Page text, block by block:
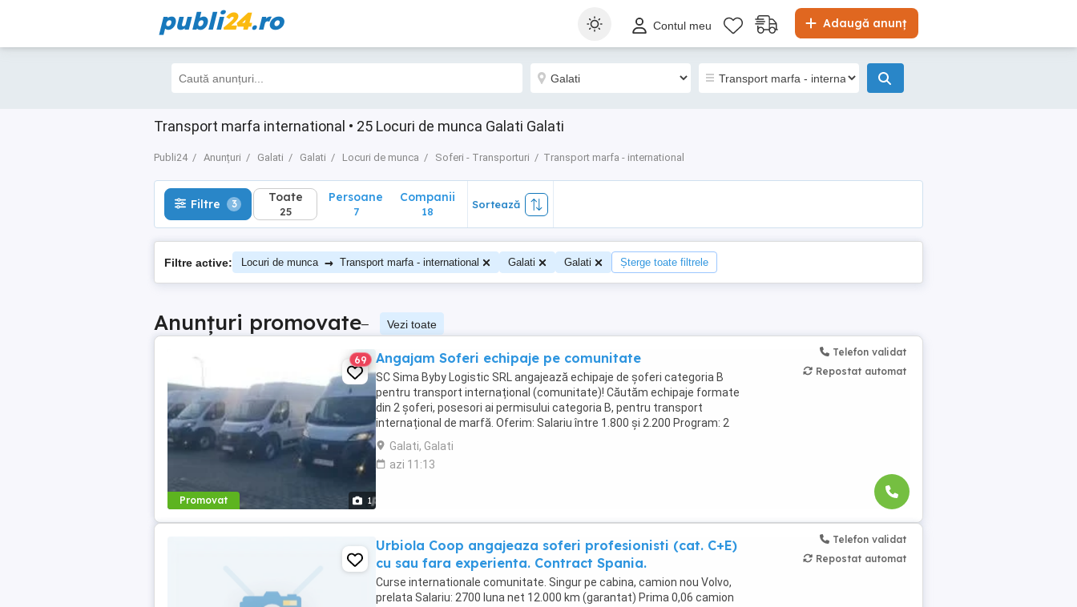
publi24.ro Adaugă anunț
Contul meu
Transport marfa international • 25 Locuri de munca Galati Galati
Publi24 Anunțuri Galati Galati Locuri de munca Soferi - Transporturi Transport marfa - international
Filtre 3 Toate
25
Filtre 3 Toate
25
Persoane
7
Companii
18
Sortează
Filtre active: Locuri de munca → Transport marfa - international Galati Galati Șterge toate filtrele
Anunțuri promovate– Vezi toate
Promovat 1
69 Angajam Soferi echipaje pe comunitate
SC Sima Byby Logistic SRL angajează echipaje de șoferi categoria B
pentru transport internațional (comunitate)! Căutăm echipaje formate
din 2 șoferi, posesori ai permisului categoria B, pentru transport
internațional de marfă. Oferim: Salariu între 1.800 și 2.200 Program: 2
luni plecați 2 săptămâni ...
Galati, Galati
azi 11:13
Telefon validat
Repostat automat
Urbiola Coop angajeaza soferi profesionisti (cat. C+E)
cu sau fara experienta. Contract Spania.
Curse internationale comunitate. Singur pe cabina, camion nou Volvo,
prelata Salariu: 2700 luna net 12.000 km (garantat) Prima 0,06 camion
Telefon validat
Repostat automat